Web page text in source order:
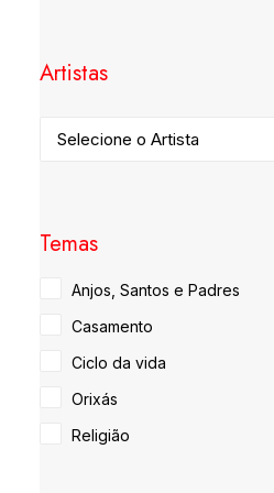
Artistas
Temas
Anjos, Santos e Padres
Casamento
Ciclo da vida
Orixás
Religião